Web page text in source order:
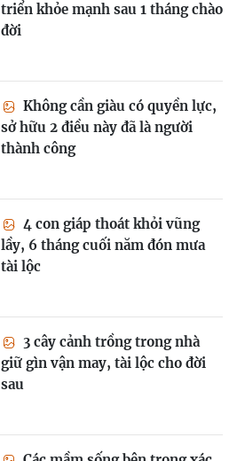
triển khỏe mạnh sau 1 tháng chào
đời
Không cần giàu có quyền lực,
sở hữu 2 điều này đã là người
thành công
4 con giáp thoát khỏi vũng
lầy, 6 tháng cuối năm đón mưa
tài lộc
3 cây cảnh trồng trong nhà
giữ gìn vận may, tài lộc cho đời
sau